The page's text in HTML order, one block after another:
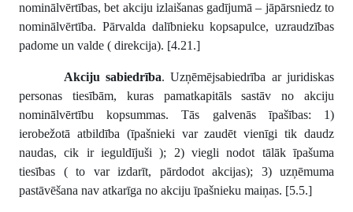
nominālvērtības, bet akciju izlaišanas gadījumā – jāpārsniedz to
nominālvērtība. Pārvalda dalībnieku kopsapulce, uzraudzības
padome un valde ( direkcija). [4.21.]
Akciju sabiedrība. Uzņēmējsabiedrība ar juridiskas
personas tiesībām, kuras pamatkapitāls sastāv no akciju
nominālvērtību kopsummas. Tās galvenās īpašības: 1)
ierobežotā atbildība (īpašnieki var zaudēt vienīgi tik daudz
naudas, cik ir ieguldījuši ); 2) viegli nodot tālāk īpašuma
tiesības ( to var izdarīt, pārdodot akcijas); 3) uzņēmuma
pastāvēšana nav atkarīga no akciju īpašnieku maiņas. [5.5.]